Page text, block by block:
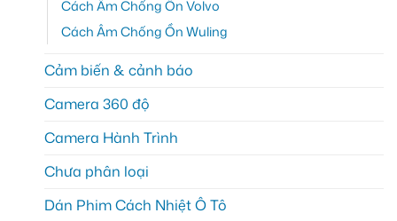
Cách Âm Chống Ồn Volvo
Cách Âm Chống Ồn Wuling
Cảm biến & cảnh báo
Camera 360 độ
Camera Hành Trình
Chưa phân loại
Dán Phim Cách Nhiệt Ô Tô